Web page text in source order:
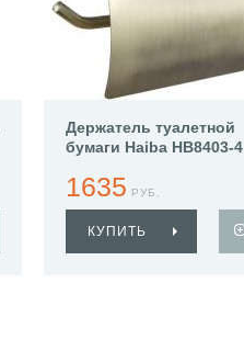
Держатель туалетной
бумаги Haiba HB8403-4
1635 РУБ.
КУПИТЬ